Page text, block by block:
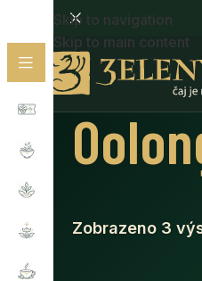
Skip to navigation
Skip to main content
Zobrazeno 3